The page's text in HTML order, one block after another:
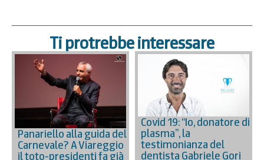
Ti protrebbe interessare
Panariello alla guida del
Carnevale? A Viareggio
il toto-presidenti fa già
Covid 19: “Io, donatore di
plasma”, la
testimonianza del
dentista Gabriele Gori